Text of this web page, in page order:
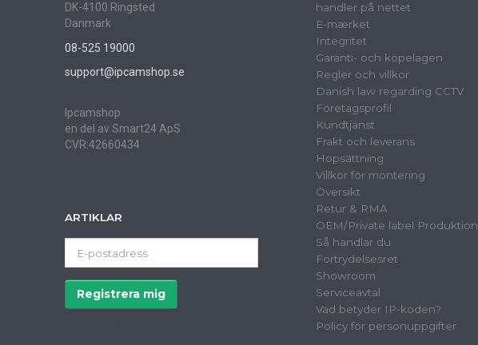
DK-4100 Ringsted
Danmark
08-525 19000
support@ipcamshop.se
Ipcamshop
en del av Smart24 ApS
CVR:42660434
ARTIKLAR
postadress
Registrera mig
handler på nettet
E-mærket
Integritet
Garanti- och köpelagen
Regler och villkor
Danish law regarding CCTV
Företagsprofil
Kundtjänst
Frakt och leverans
Hopsättning
Villkor för montering
Översikt
Retur & RMA
OEM/Private label Produktion
Så handlar du
Fortrydelsesret
Showroom
Serviceavtal
Vad betyder IP-koden?
Policy för personuppgifter